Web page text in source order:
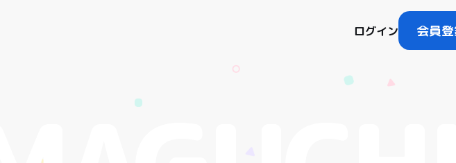
ログイン 会員